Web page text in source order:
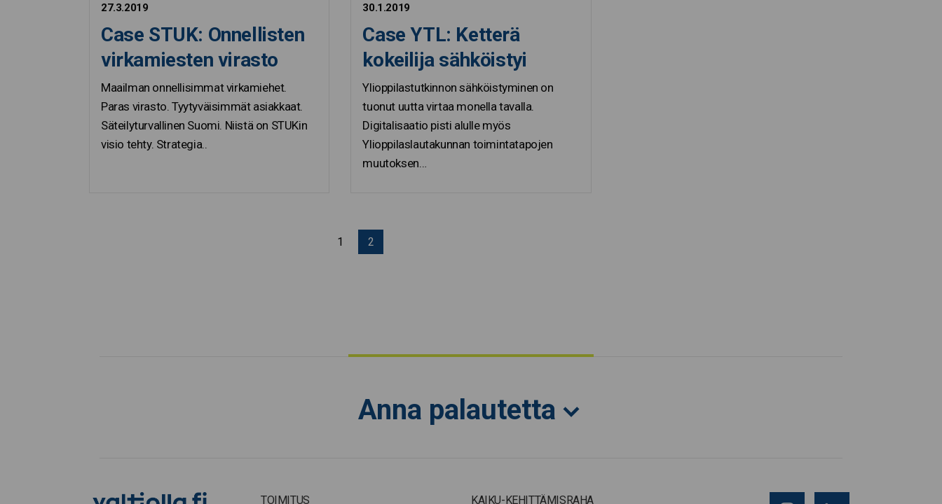
27.3.2019
Case STUK: Onnellisten
virkamiesten virasto
Maailman onnellisimmat virkamiehet.
Paras virasto. Tyytyväisimmät asiakkaat.
Säteilyturvallinen Suomi. Niistä on STUKin
visio tehty. Strategia..
30.1.2019
Case YTL: Ketterä
kokeilija sähköistyi
Ylioppilastutkinnon sähköistyminen on
tuonut uutta virtaa monella tavalla.
Digitalisaatio pisti alulle myös
Ylioppilaslautakunnan toimintatapojen
muutoksen…
Edellinen sivu
1 2
Anna palautetta
TOIMITUS KAIKU-KEHITTÄMISRAHA